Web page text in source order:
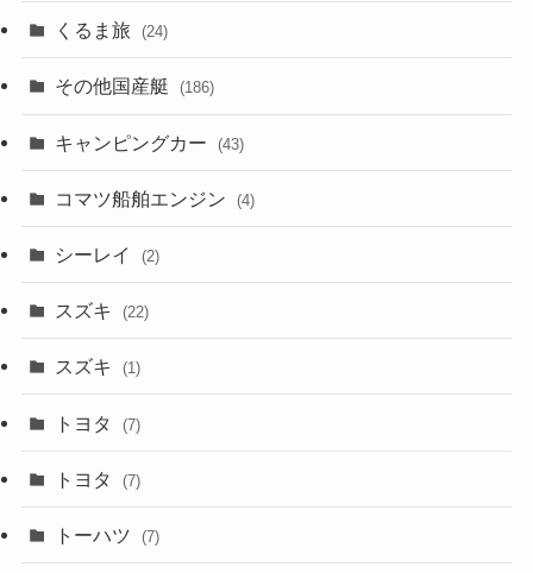
くるま旅 (24)
その他国産艇 (186)
キャンピングカー (43)
コマツ船舶エンジン (4)
シーレイ (2)
スズキ (22)
スズキ (1)
トヨタ (7)
トヨタ (7)
トーハツ (7)